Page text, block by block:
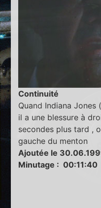
Continuité
Quand Indiana
il a une blessure à
secondes plus tard ,
gauche du menton
Ajoutée le
Minutage : 00:11:40